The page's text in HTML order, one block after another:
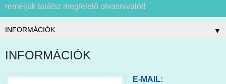
reméljük találsz megfelelő olvasnivalót!
▼
INFORMÁCIÓK
E-MAIL: